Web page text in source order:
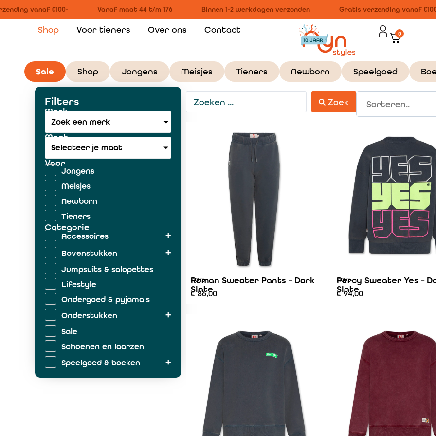
vanaf €100- Vanaf maat 44 t/m 176 Binnen 1-2 werkdagen verzonden Gratis verzending vanaf €100,-
Shop Voor tieners Over ons Contact 0
Sale Shop Jongens Meisjes Tieners Newborn Speelgoed
Filters
Merk
Zoek een merk
Maat
Selecteer je maat
Voor
Jongens
Meisjes
Newborn
Tieners
Categorie
Accessoires
Bovenstukken
Jumpsuits & salopettes
Lifestyle
Ondergoed & pyjama's
Onderstukken
Sale
Schoenen en laarzen
Speelgoed & boeken
Zwemkleding
Zoek
AO76
Roman Sweater Pants – Dark
Slate
€86,00
AO76
Percy Sweater Yes –
Slate
€94,00